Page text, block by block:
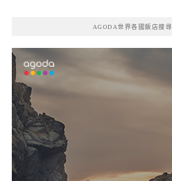
AGODA世界各國飯店搜尋